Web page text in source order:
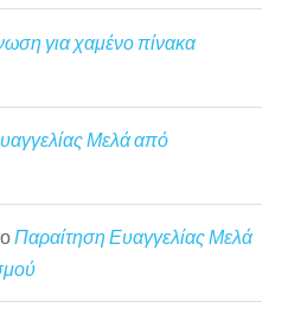
για χαμένο πίνακα
Μελά από
Παραίτηση Ευαγγελίας Μελά